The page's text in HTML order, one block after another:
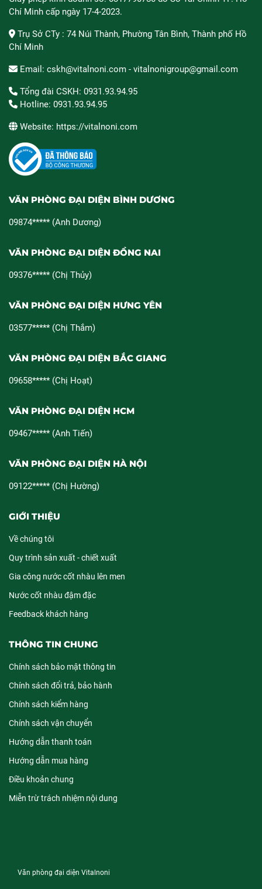
Chí Minh cấp ngày 17-4-2023.
Trụ Sở CTy : 74 Núi Thành, Phường Tân Bình, Thành phố Hồ
Chí Minh
Email: cskh@vitalnoni.com - vitalnonigroup@gmail.com
Tổng đài CSKH: 0931.93.94.95
Hotline: 0931.93.94.95
Website: https://vitalnoni.com
VĂN PHÒNG ĐẠI DIỆN BÌNH DƯƠNG
09874***** (Anh Dương)
VĂN PHÒNG ĐẠI DIỆN ĐỒNG NAI
09376***** (Chị Thủy)
VĂN PHÒNG ĐẠI DIỆN HƯNG YÊN
03577***** (Chị Thắm)
VĂN PHÒNG ĐẠI DIỆN BẮC GIANG
09658***** (Chị Hoạt)
VĂN PHÒNG ĐẠI DIỆN HCM
09467***** (Anh Tiến)
VĂN PHÒNG ĐẠI DIỆN HÀ NỘI
09122***** (Chị Hường)
GIỚI THIỆU
Về chúng tôi
Quy trình sản xuất - chiết xuất
Gia công nước cốt nhàu lên men
Nước cốt nhàu đậm đặc
Feedback khách hàng
THÔNG TIN CHUNG
Chính sách bảo mật thông tin
Chính sách đổi trả, bảo hành
Chính sách kiểm hàng
Chính sách vận chuyển
Hướng dẫn thanh toán
Hướng dẫn mua hàng
Điều khoản chung
Miễn trừ trách nhiệm nội dung
Văn phòng đại diện Vitalnoni